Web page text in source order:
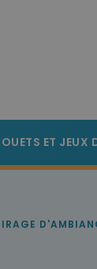
ET JEUX